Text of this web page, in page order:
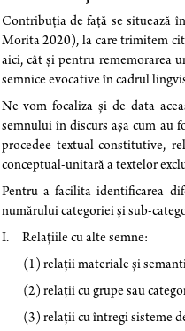
Contribuția de față se situează
Morita 2020), la care trimitem
aici, cât și pentru rememorarea
semnice evocative în cadrul
Ne vom focaliza și de data
semnului în discurs așa cum au
procedee textual-constitutive,
conceptual-unitară a textelor
Pentru a facilita identificarea
numărului categoriei și sub-
I. Relaţiile cu alte semne:
(1) relaţii materiale şi
(2) relaţii cu grupe sau
(3) relaţii cu întregi sisteme